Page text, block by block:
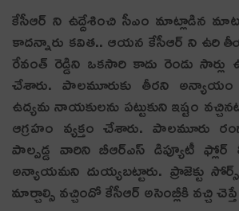
కేసీఆర్ ని ఉద్దేశించి సీఎం మాట్లాడిన
కాదన్నారు క‌విత‌.. ఆయ‌న కేసీఆర్ ని ఉరి
రేవంత్ రెడ్డిని ఒకసారి కాదు రెండు
చేశారు. పాలమూరుకు తీరని అన్యాయం
ఉద్యమ నాయకులను పట్టుకుని ఇష్టం
ఆగ్ర‌హం వ్య‌క్తం చేశారు. పాలమూరు
పాల్పడ్డ వారిని బీఆర్ఎస్ డిప్యూటీ
అన్యాయమ‌ని దుయ్య‌బ‌ట్టారు. ప్రాజెక్టు
మార్చాల్సి వచ్చిందో కేసీఆర్ అసెంబ్లీకి వచ్చి